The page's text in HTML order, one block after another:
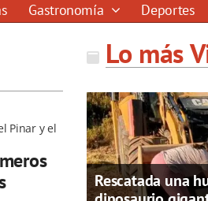
Gastronomía Deportes
Pinar y el
Lo más
Rescatada una